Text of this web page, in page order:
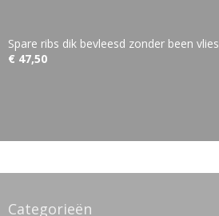
Spare ribs dik bevleesd zonder been vlies
€ 47,50
Categorieën